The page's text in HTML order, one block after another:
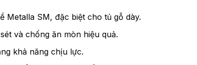
Metalla SM, đặc biệt cho tủ gỗ dày.
và chống ăn mòn hiệu quả.
khả năng chịu lực.